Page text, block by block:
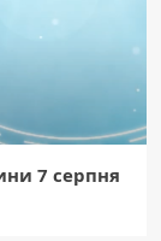
7 серпня